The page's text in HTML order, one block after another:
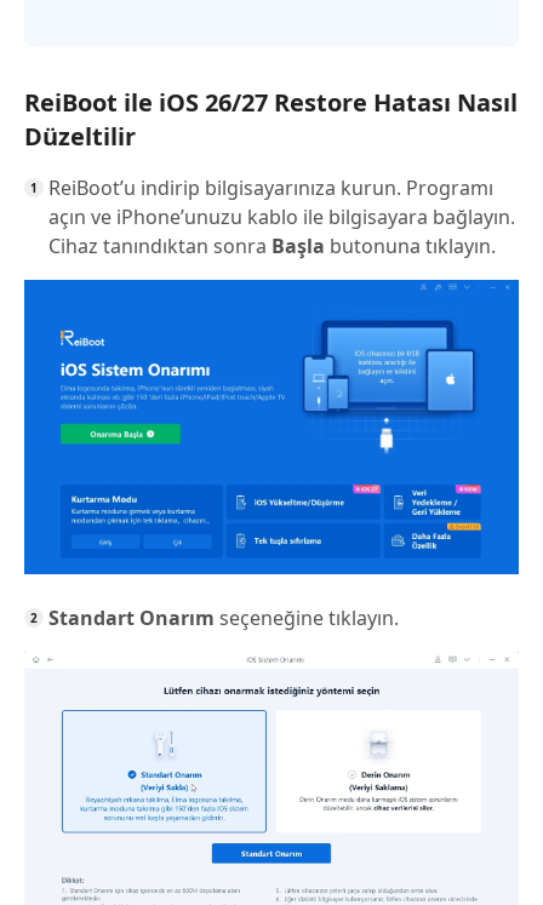
ReiBoot ile iOS 26/27 Restore Hatası Nasıl
Düzeltilir
ReiBoot’u indirip bilgisayarınıza kurun. Programı
açın ve iPhone’unuzu kablo ile bilgisayara bağlayın.
Cihaz tanındıktan sonra Başla butonuna tıklayın.
Standart Onarım seçeneğine tıklayın.